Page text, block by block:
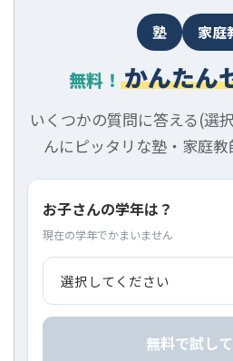
塾 家庭
無料！ かんたん
いくつかの質問に答える(選
んにピッタリな塾・家庭教
お子さんの学年は？
現在の学年でかまいません
無料で試し